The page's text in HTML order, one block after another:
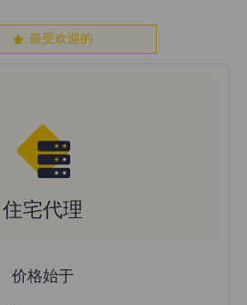
最受欢迎的
住宅代理
价格始于